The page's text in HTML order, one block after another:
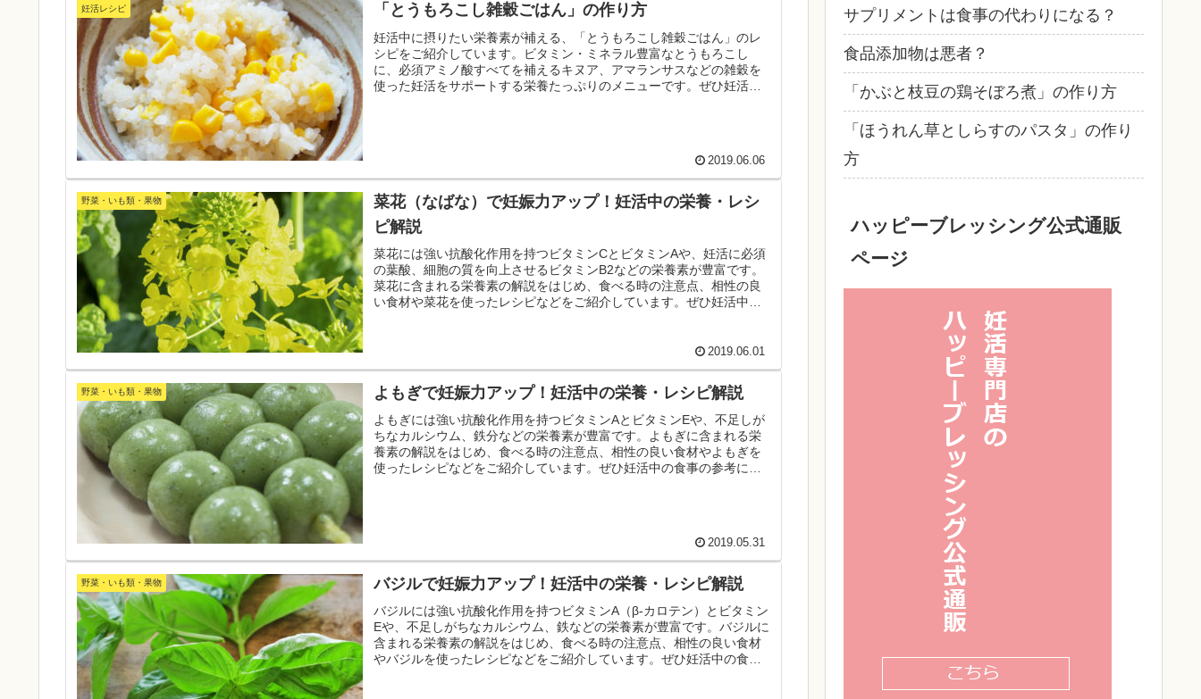
妊活レシピ 「とうもろこし雑穀ごはん」の作り方
妊活中に摂りたい栄養素が補える、「とうもろこし雑穀ごはん」のレ
シピをご紹介しています。ビタミン・ミネラル豊富なとうもろこし
に、必須アミノ酸すべてを補えるキヌア、アマランサスなどの雑穀を
使った妊活をサポートする栄養たっぷりのメニューです。ぜひ妊活中
2019.06.06
野菜・いも類・果物
菜花（なばな）で妊娠力アップ！妊活中の栄養・レシ
ピ解説
菜花には強い抗酸化作用を持つビタミンCとビタミンAや、妊活に必須
の葉酸、細胞の質を向上させるビタミンB2などの栄養素が豊富です。
菜花に含まれる栄養素の解説をはじめ、食べる時の注意点、相性の良
い食材や菜花を使ったレシピなどをご紹介しています。ぜひ妊活中の
2019.06.01
野菜・いも類・果物 よもぎで妊娠力アップ！妊活中の栄養・レシピ解説
よもぎには強い抗酸化作用を持つビタミンAとビタミンEや、不足しが
ちなカルシウム、鉄分などの栄養素が豊富です。よもぎに含まれる栄
養素の解説をはじめ、食べる時の注意点、相性の良い食材やよもぎを
使ったレシピなどをご紹介しています。ぜひ妊活中の食事の参考にし
2019.05.31
野菜・いも類・果物 バジルで妊娠力アップ！妊活中の栄養・レシピ解説
バジルには強い抗酸化作用を持つビタミンA（β-カロテン）とビタミン
Eや、不足しがちなカルシウム、鉄などの栄養素が豊富です。バジルに
含まれる栄養素の解説をはじめ、食べる時の注意点、相性の良い食材
やバジルを使ったレシピなどをご紹介しています。ぜひ妊活中の食事
サプリメントは食事の代わりになる？
食品添加物は悪者？
「かぶと枝豆の鶏そぼろ煮」の作り方
「ほうれん草としらすのパスタ」の作り
方
ハッピーブレッシング公式通販
ページ